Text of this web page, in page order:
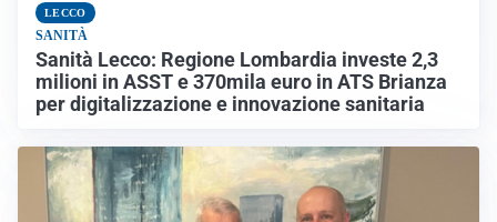
LECCO
SANITÀ
Sanità Lecco: Regione Lombardia investe 2,3
milioni in ASST e 370mila euro in ATS Brianza
per digitalizzazione e innovazione sanitaria